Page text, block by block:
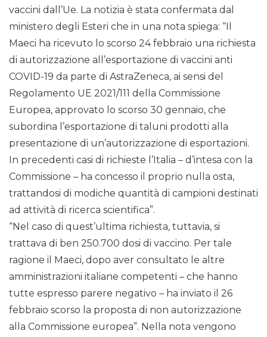
vaccini dall’Ue. La notizia è stata confermata dal
ministero degli Esteri che in una nota spiega: “Il
Maeci ha ricevuto lo scorso 24 febbraio una richiesta
di autorizzazione all’esportazione di vaccini anti
COVID-19 da parte di AstraZeneca, ai sensi del
Regolamento UE 2021/111 della Commissione
Europea, approvato lo scorso 30 gennaio, che
subordina l’esportazione di taluni prodotti alla
presentazione di un’autorizzazione di esportazioni.
In precedenti casi di richieste l’Italia – d’intesa con la
Commissione – ha concesso il proprio nulla osta,
trattandosi di modiche quantità di campioni destinati
ad attività di ricerca scientifica”.
“Nel caso di quest’ultima richiesta, tuttavia, si
trattava di ben 250.700 dosi di vaccino. Per tale
ragione il Maeci, dopo aver consultato le altre
amministrazioni italiane competenti – che hanno
tutte espresso parere negativo – ha inviato il 26
febbraio scorso la proposta di non autorizzazione
alla Commissione europea”. Nella nota vengono